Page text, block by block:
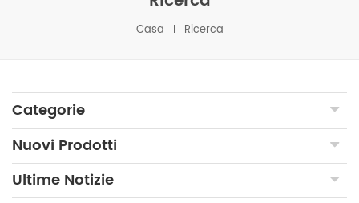
Casa Ricerca
Categorie
Nuovi Prodotti
Ultime Notizie